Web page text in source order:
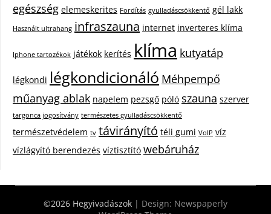
egészség elemeskerites Fordítás gyulladáscsökkentő gél lakk
Használt ultrahang infraszauna internet inverteres klíma
Iphone tartozékok játékok kerítés klíma kutyatáp
légkondi légkondicionáló Méhpempő
műanyag ablak napelem pezsgő póló szauna szerver
targonca jogosítvány természetes gyulladáscsökkentő
természetvédelem tv távirányító téli gumi VoIP víz
vízlágyító berendezés víztisztító webáruház
©2026 Hegyivadászok | Design: Newspaperly